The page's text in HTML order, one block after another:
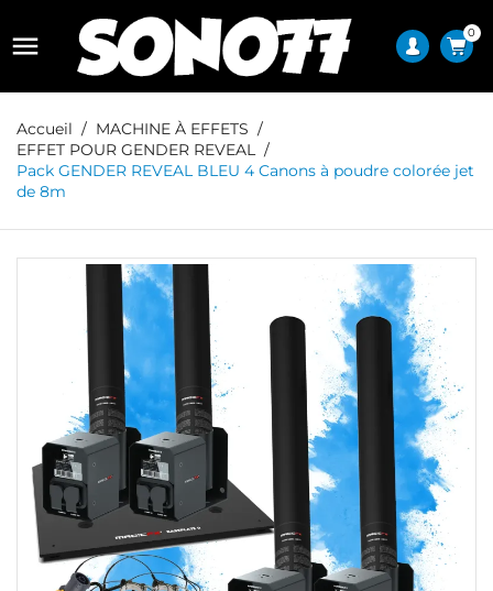
 0
Accueil
MACHINE À EFFETS
EFFET POUR GENDER REVEAL
Pack GENDER REVEAL BLEU 4 Canons à poudre colorée jet
de 8m